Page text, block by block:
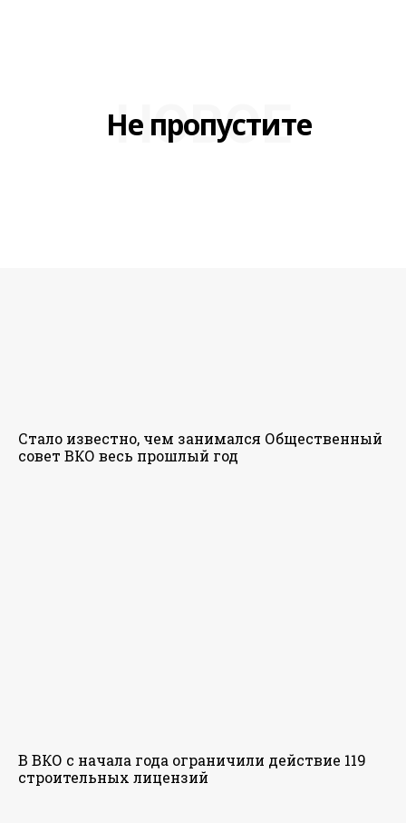
Не пропустите
НОВОЕ
Стало известно, чем занимался Общественный
совет ВКО весь прошлый год
В ВКО с начала года ограничили действие 119
строительных лицензий